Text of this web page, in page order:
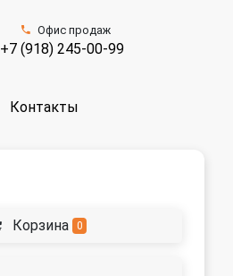
Офис продаж
+7 (918) 245-00-99
Контакты
Корзина 0